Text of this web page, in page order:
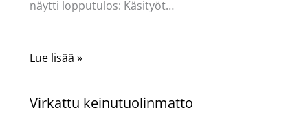
näytti lopputulos: Käsityöt…
Lue lisää »
Virkattu keinutuolinmatto